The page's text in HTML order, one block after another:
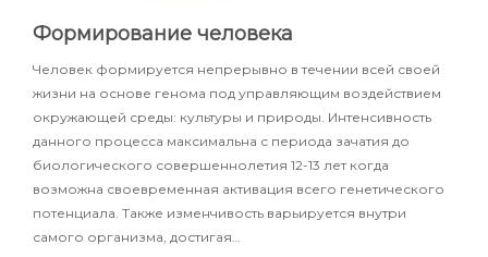
Формирование человека
Человек формируется непрерывно в течении всей своей
жизни на основе генома под управляющим воздействием
окружающей среды: культуры и природы. Интенсивность
данного процесса максимальна с периода зачатия до
биологического совершеннолетия 12-13 лет когда
возможна своевременная активация всего генетического
потенциала. Также изменчивость варьируется внутри
самого организма, достигая…